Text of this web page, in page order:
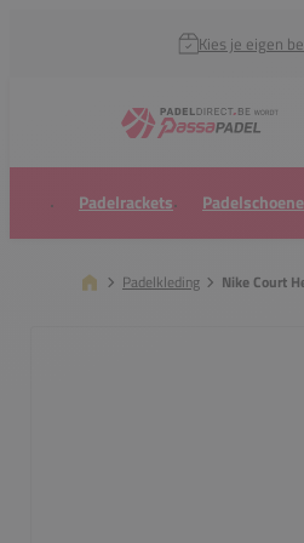
Kies je eigen
Padelrackets
Padelkleding Nike Court